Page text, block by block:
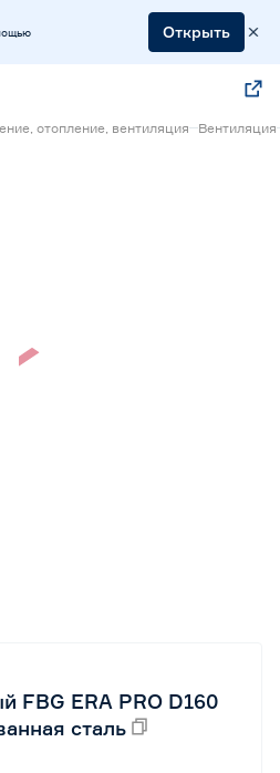
Открыть
отопление, вентиляция Вентиляция
FBG ERA PRO D160
сталь